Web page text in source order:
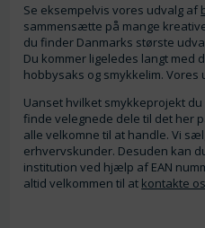
Se eksempelvis vores udvalg af
sammensætte på mange
du finder Danmarks største
Du kommer ligeledes langt med
hobbysaks og smykkelim.
Uanset hvilket smykkeprojekt
finde velegnede dele til det her
alle velkomne til at handle. Vi
erhvervskunder. Desuden kan
institution ved hjælp af EAN
altid velkommen til at kontakte os